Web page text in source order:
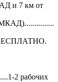
и 7 км от
МКАД)...............
2 рабочих